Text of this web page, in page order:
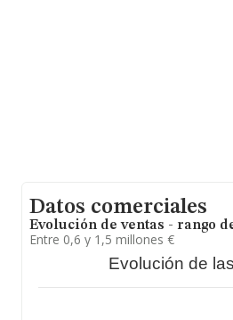
Datos comerciales
Evolución de ventas - rango
Entre 0,6 y 1,5 millones €
Evolución de